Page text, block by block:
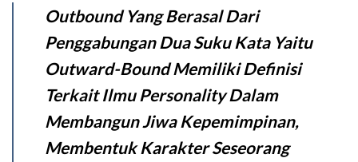
Outbound Yang Berasal Dari
Penggabungan Dua Suku Kata Yaitu
Outward-Bound Memiliki Definisi
Terkait Ilmu Personality Dalam
Membangun Jiwa Kepemimpinan,
Membentuk Karakter Seseorang